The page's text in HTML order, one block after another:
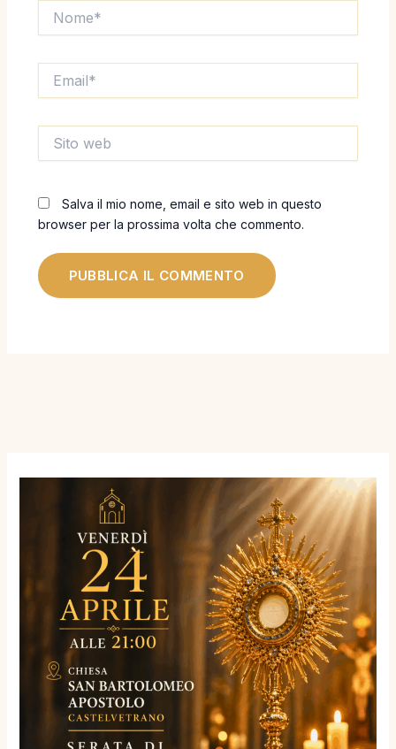
web
Salva il mio nome, email e sito web in questo
browser per la prossima volta che commento.